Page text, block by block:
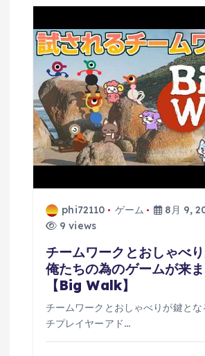
phi72110 ゲーム
8月 9,
9 views
チームワークとおしゃべ
俺たちの為のゲームが来ま
【Big Walk】
チームワークとおしゃべりが鍵と
チプレイヤーアド…